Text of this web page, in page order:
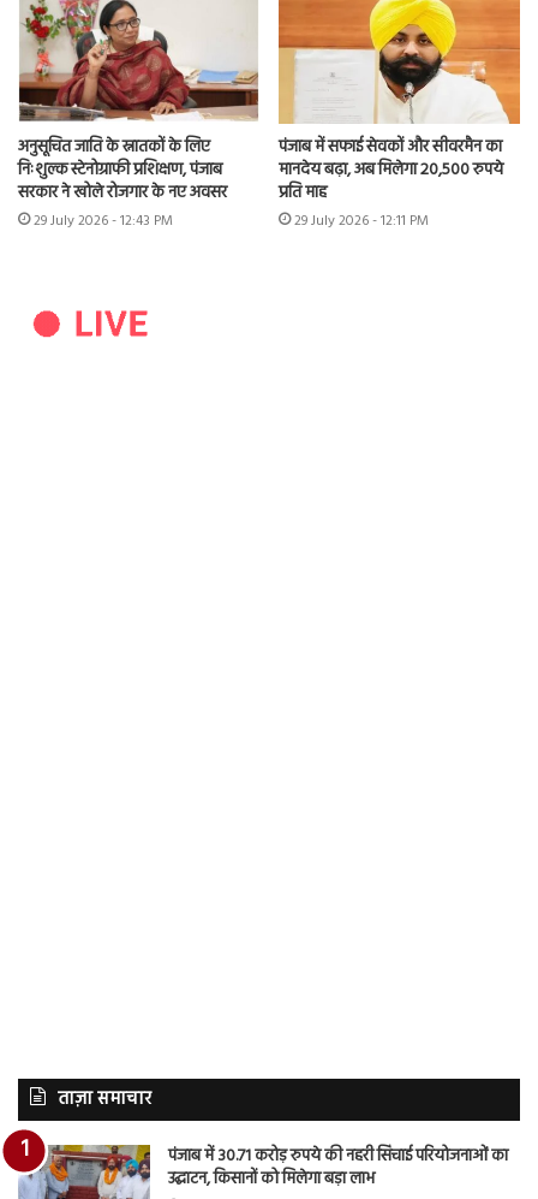
अनुसूचित जाति के स्नातकों के लिए
निःशुल्क स्टेनोग्राफी प्रशिक्षण, पंजाब
सरकार ने खोले रोजगार के नए अवसर
29 July 2026 - 12:43 PM
पंजाब में सफाई सेवकों और सीवरमैन का
मानदेय बढ़ा, अब मिलेगा 20,500 रुपये
प्रति माह
29 July 2026 - 12:11 PM
ताज़ा समाचार
पंजाब में 30.71 करोड़ रुपये की नहरी सिंचाई परियोजनाओं का
उद्घाटन, किसानों को मिलेगा बड़ा लाभ